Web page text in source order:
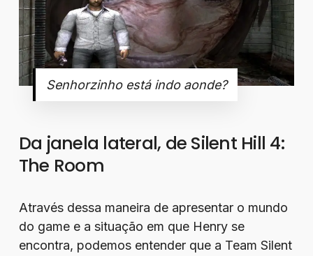
Senhorzinho está indo aonde?
Da janela lateral, de Silent Hill 4:
The Room
Através dessa maneira de apresentar o mundo
do game e a situação em que Henry se
encontra, podemos entender que a Team Silent